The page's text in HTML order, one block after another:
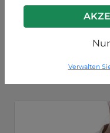
Verwalten